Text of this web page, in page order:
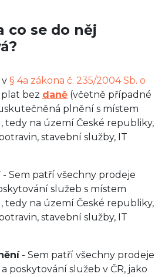
co se do něj
§ 4a zákona č. 235/2004 Sb. o
bez daně (včetně případné
plnění s místem
tedy na území České republiky,
stavební služby, IT
- Sem patří všechny prodeje
služeb s místem
tedy na území České republiky,
stavební služby, IT
- Sem patří všechny prodeje
poskytování služeb v ČR, jako